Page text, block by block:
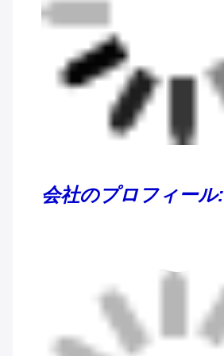
会社のプロフィール: